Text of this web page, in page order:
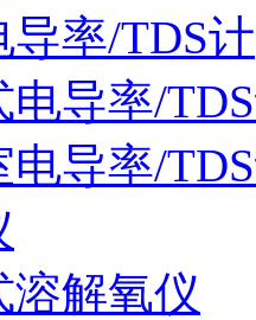
导率/TDS计
电导率/
电导率/
溶解氧仪